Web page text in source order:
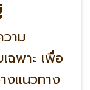
าม
ฉพาะ เพื่อ
งแนวทาง